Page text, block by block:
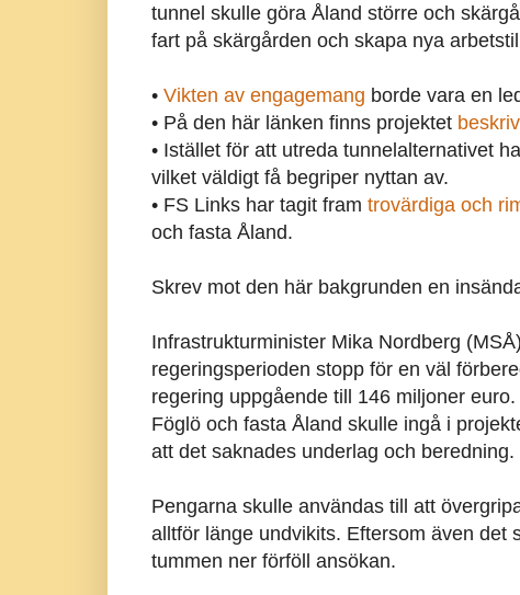
tunnel skulle göra Åland större och
fart på skärgården och skapa nya
• Vikten av engagemang borde vara en
• På den här länken finns projektet
• Istället för att utreda tunnelalternativet
vilket väldigt få begriper nyttan av.
• FS Links har tagit fram trovärdiga och
och fasta Åland.
Skrev mot den här bakgrunden en
Infrastrukturminister Mika Nordberg
regeringsperioden stopp för en väl
regering uppgående till 146 miljoner
Föglö och fasta Åland skulle ingå i
att det saknades underlag och beredning.
Pengarna skulle användas till att
alltför länge undvikits. Eftersom även det
tummen ner förföll ansökan.